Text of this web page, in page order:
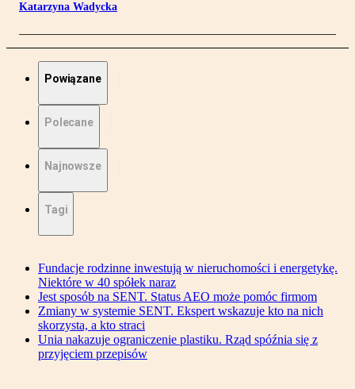
Katarzyna Wadycka
Powiązane
Polecane
Najnowsze
Tagi
Fundacje rodzinne inwestują w nieruchomości i energetykę.
Niektóre w 40 spółek naraz
Jest sposób na SENT. Status AEO może pomóc firmom
Zmiany w systemie SENT. Ekspert wskazuje kto na nich
skorzysta, a kto straci
Unia nakazuje ograniczenie plastiku. Rząd spóźnia się z
przyjęciem przepisów